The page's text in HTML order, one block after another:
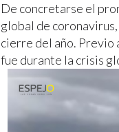
De concretarse el
global de
cierre del año. Previo
fue durante la crisis